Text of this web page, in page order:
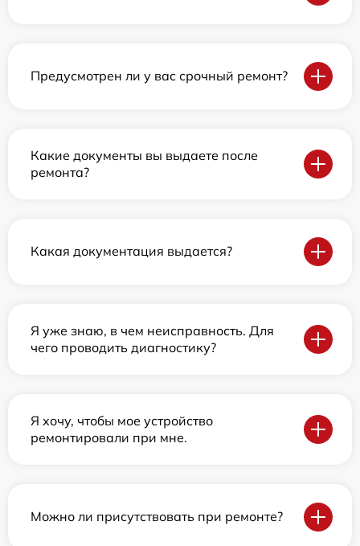
Предусмотрен ли у вас срочный ремонт?
Какие документы вы выдаете после
ремонта?
Какая документация выдается?
Я уже знаю, в чем неисправность. Для
чего проводить диагностику?
Я хочу, чтобы мое устройство
ремонтировали при мне.
Можно ли присутствовать при ремонте?